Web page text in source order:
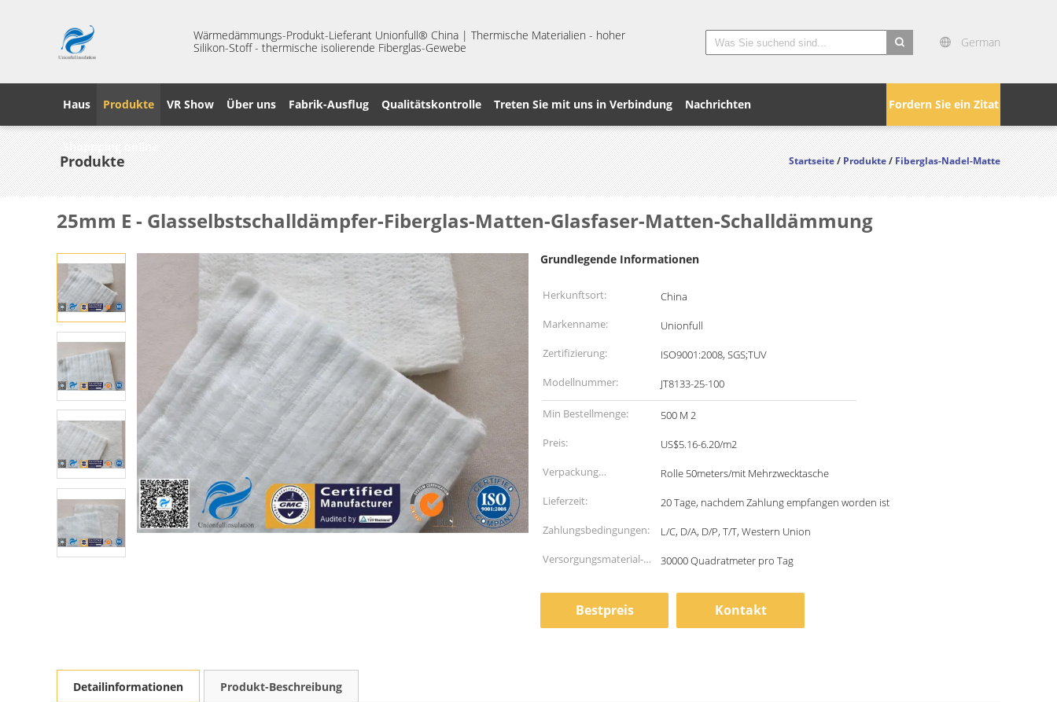
Wärmedämmungs-Produkt-Lieferant Unionfull® China | Thermische Materialien - hoher
Silikon-Stoff - thermische isolierende Fiberglas-Gewebe
German
Fordern Sie ein Zitat
Haus Produkte VR Show Über uns Fabrik-Ausflug Qualitätskontrolle Treten Sie mit uns in Verbindung Nachrichten
Shoppping online
Produkte Startseite/Produkte/Fiberglas-Nadel-Matte
25mm E - Glasselbstschalldämpfer-Fiberglas-Matten-Glasfaser-Matten-Schalldämmung
Grundlegende Informationen
Herkunftsort:
China
Markenname:
Unionfull
Zertifizierung:
ISO9001:2008, SGS;TUV
Modellnummer:
JT8133-25-100
Min Bestellmenge:
500 M 2
Preis:
US$5.16-6.20/m2
Verpackung
Informationen:
Rolle 50meters/mit Mehrzwecktasche
Lieferzeit:
20 Tage, nachdem Zahlung empfangen worden ist
Zahlungsbedingungen:
L/C, D/A, D/P, T/T, Western Union
Versorgungsmaterial-
30000 Quadratmeter pro Tag
Bestpreis Kontakt
Detailinformationen Produkt-Beschreibung